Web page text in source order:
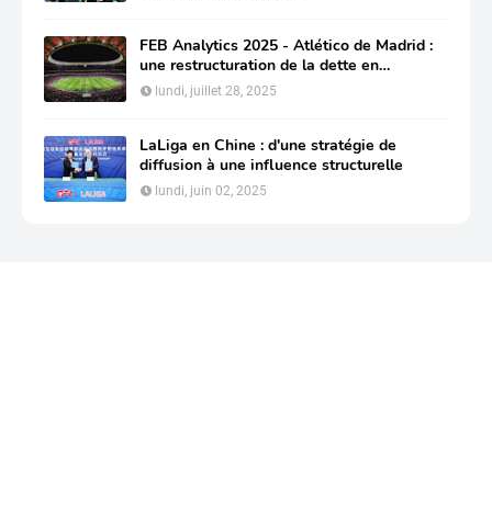
FEB Analytics 2025 - Atlético de Madrid :
une restructuration de la dette en
profondeur pour préserver sa compétitivité
lundi, juillet 28, 2025
LaLiga en Chine : d'une stratégie de
diffusion à une influence structurelle
lundi, juin 02, 2025